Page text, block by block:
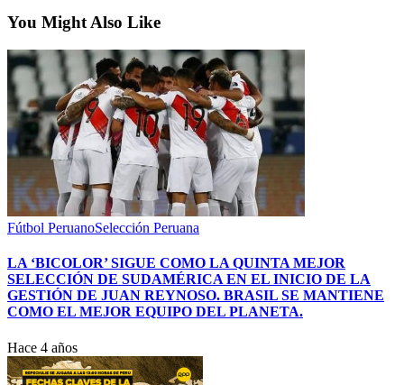
You Might Also Like
Fútbol PeruanoSelección Peruana
LA ‘BICOLOR’ SIGUE COMO LA QUINTA MEJOR
SELECCIÓN DE SUDAMÉRICA EN EL INICIO DE LA
GESTIÓN DE JUAN REYNOSO. BRASIL SE MANTIENE
COMO EL MEJOR EQUIPO DEL PLANETA.
Hace 4 años